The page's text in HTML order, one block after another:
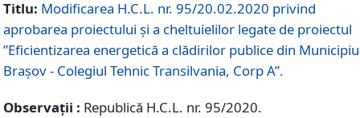
Titlu: Modificarea H.C.L. nr. 95/20.02.2020 privind
aprobarea proiectului și a cheltuielilor legate de proiectul
”Eficientizarea energetică a clădirilor publice din
Brașov - Colegiul Tehnic Transilvania, Corp A”.
Observații : Republică H.C.L. nr. 95/2020.